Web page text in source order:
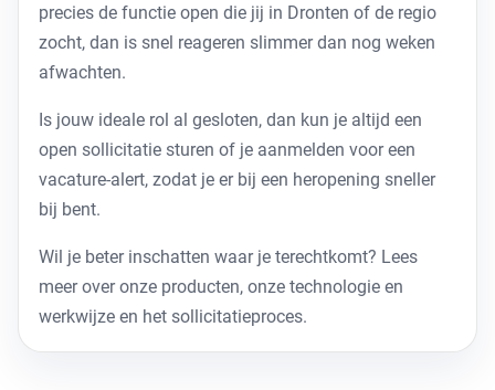
precies de functie open die jij in Dronten of de regio
zocht, dan is snel reageren slimmer dan nog weken
afwachten.
Is jouw ideale rol al gesloten, dan kun je altijd een
open sollicitatie sturen of je aanmelden voor een
vacature-alert, zodat je er bij een heropening sneller
bij bent.
Wil je beter inschatten waar je terechtkomt? Lees
meer overonze producten, onzetechnologie en
werkwijze en hetsollicitatieproces.